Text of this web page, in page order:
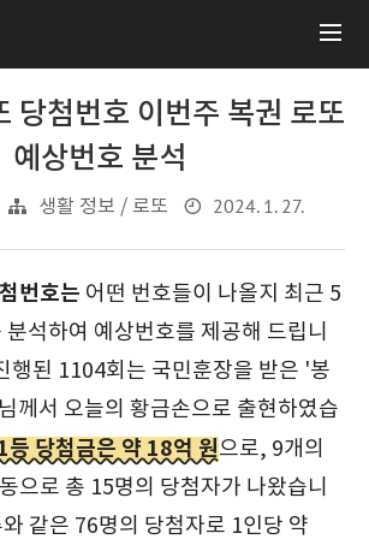
당첨번호 이번주 복권 로또
예상번호 분석
생활 정보 / 로또 2024. 1. 27.
번호는 어떤 번호들이 나올지 최근 5
석하여 예상번호를 제공해 드립니
행된 1104회는 국민훈장을 받은 '봉
께서 오늘의 황금손으로 출현하였습
등 당첨금은 약 18억 원으로, 9개의
으로 총 15명의 당첨자가 나왔습니
같은 76명의 당첨자로 1인당 약